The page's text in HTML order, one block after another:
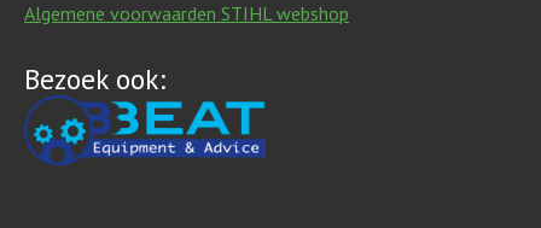
Algemene voorwaarden STIHL webshop
Bezoek ook: